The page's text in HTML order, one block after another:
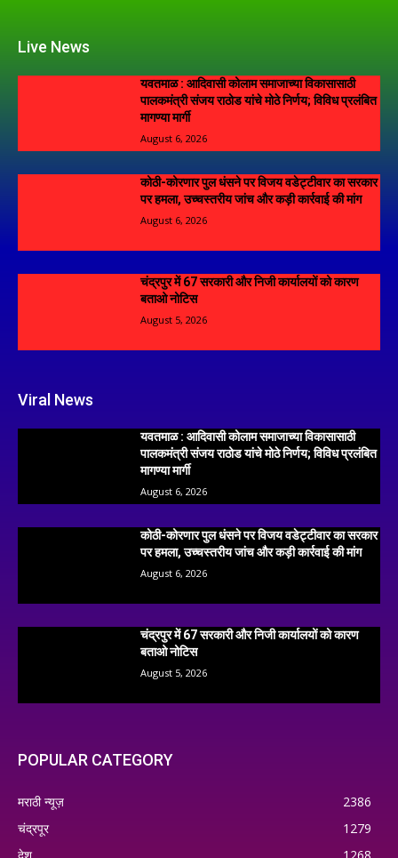
Live News
यवतमाळ : आदिवासी कोलाम समाजाच्या विकासासाठी
पालकमंत्री संजय राठोड यांचे मोठे निर्णय; विविध प्रलंबित
मागण्या मार्गी
August 6, 2026
कोठी-कोरणार पुल धंसने पर विजय वडेट्टीवार का सरकार
पर हमला, उच्चस्तरीय जांच और कड़ी कार्रवाई की मांग
August 6, 2026
चंद्रपुर में 67 सरकारी और निजी कार्यालयों को कारण
बताओ नोटिस
August 5, 2026
Viral News
यवतमाळ : आदिवासी कोलाम समाजाच्या विकासासाठी
पालकमंत्री संजय राठोड यांचे मोठे निर्णय; विविध प्रलंबित
मागण्या मार्गी
August 6, 2026
कोठी-कोरणार पुल धंसने पर विजय वडेट्टीवार का सरकार
पर हमला, उच्चस्तरीय जांच और कड़ी कार्रवाई की मांग
August 6, 2026
चंद्रपुर में 67 सरकारी और निजी कार्यालयों को कारण
बताओ नोटिस
August 5, 2026
POPULAR CATEGORY
मराठी न्यूज़
2386
चंद्रपूर
1279